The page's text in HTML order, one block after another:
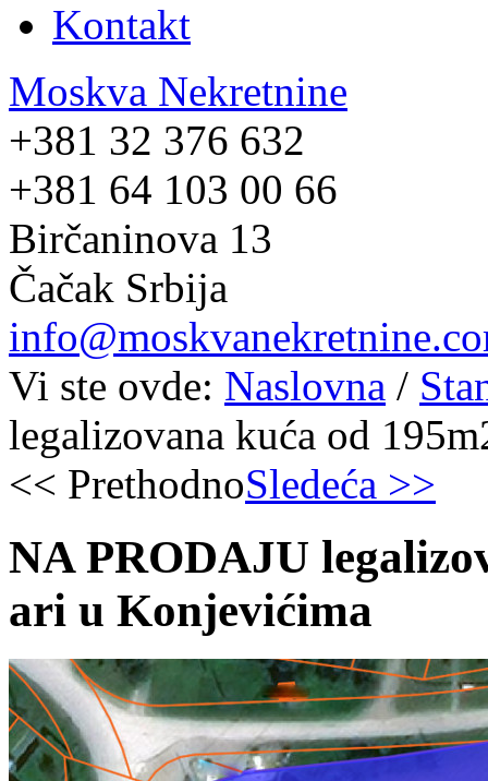
Kontakt
Moskva Nekretnine
+381 32 376 632
+381 64 103 00 66
Birčaninova 13
Čačak Srbija
Vi ste ovde: Naslovna /
legalizovana kuća od
<< PrethodnoSledeća >>
NA PRODAJU
ari u Konjevićima